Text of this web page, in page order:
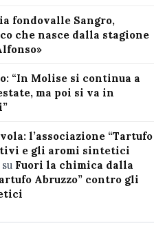
fondovalle Sangro,
che nasce dalla stagione
“In Molise si continua a
ma poi si va in
l’associazione “Tartufo
e gli aromi sintetici
su Fuori la chimica dalla
Abruzzo” contro gli